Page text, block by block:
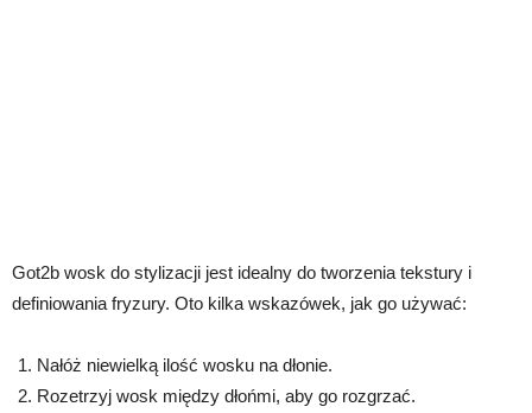
Got2b wosk do stylizacji jest idealny do tworzenia tekstury i
definiowania fryzury. Oto kilka wskazówek, jak go używać:
Nałóż niewielką ilość wosku na dłonie.
Rozetrzyj wosk między dłońmi, aby go rozgrzać.